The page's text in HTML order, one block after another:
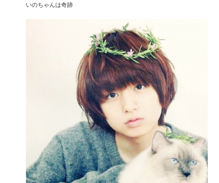
いのちゃんは奇跡